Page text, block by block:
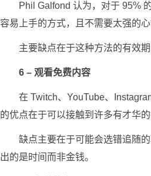
Phil Galfond 认为，对于 95%
容易上手的方式，且不需要太强的心
主要缺点在于这种方法的有效
6 – 观看免费内容
在 Twitch、YouTube、
的优点在于可以接触到许多有才华
缺点主要在于可能会选错追随
出的是时间而非金钱。